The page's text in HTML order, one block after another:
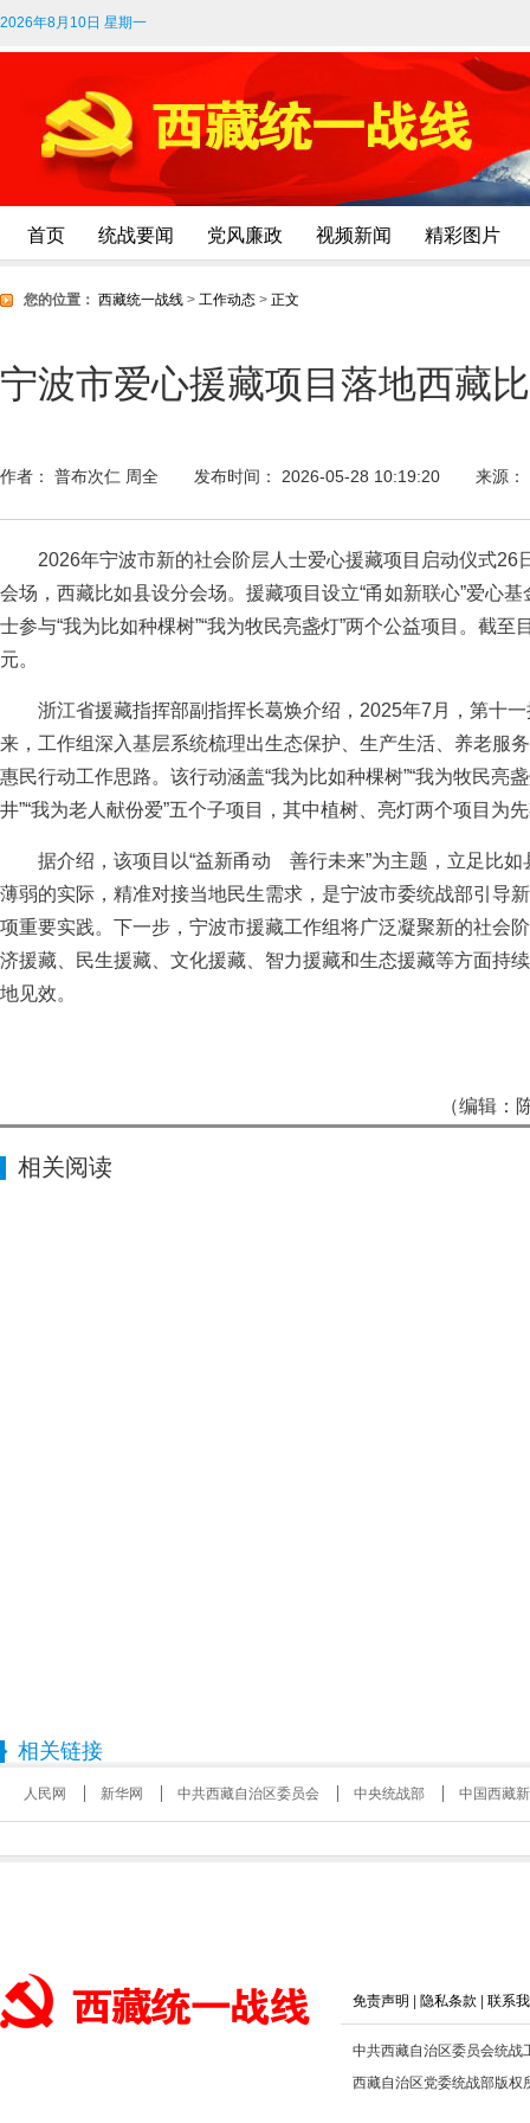
2026年8月10日 星期一
首页 统战要闻 党风廉政 视频新闻 精彩图片
您的位置： 西藏统一战线 > 工作动态 > 正文
宁波市爱心援藏项目落地西藏
作者： 普布次仁 周全 发布时间： 2026-05-28 10:19:20 来源：
2026年宁波市新的社会阶层人士爱心援藏项目启动仪式26
会场，西藏比如县设分会场。援藏项目设立“甬如新联心”爱心
士参与“我为比如种棵树”“我为牧民亮盏灯”两个公益项目。截
元。
浙江省援藏指挥部副指挥长葛焕介绍，2025年7月，第十一
来，工作组深入基层系统梳理出生态保护、生产生活、养老服
惠民行动工作思路。该行动涵盖“我为比如种棵树”“我为牧民亮
井”“我为老人献份爱”五个子项目，其中植树、亮灯两个项目为
据介绍，该项目以“益新甬动 善行未来”为主题，立足比如
薄弱的实际，精准对接当地民生需求，是宁波市委统战部引导
项重要实践。下一步，宁波市援藏工作组将广泛凝聚新的社会
济援藏、民生援藏、文化援藏、智力援藏和生态援藏等方面持
地见效。
（编辑：
相关阅读
相关链接
人民网 新华网 中共西藏自治区委员会 中央统战部 中国西藏
免责声明 隐私条款 联系
中共西藏自治区委员会统
西藏自治区党委统战部版